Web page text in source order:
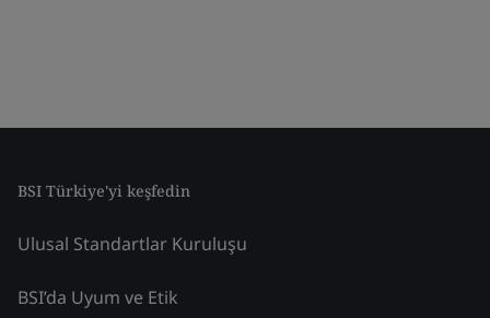
BSI Türkiye'yi keşfedin
Ulusal Standartlar Kuruluşu
BSI’da Uyum ve Etik